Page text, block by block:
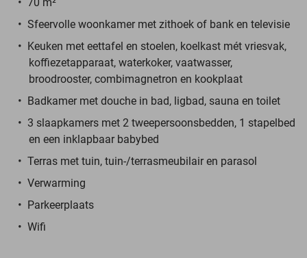
Sfeervolle woonkamer met zithoek of bank en televisie
Keuken met eettafel en stoelen, koelkast mét vriesvak,
koffiezetapparaat, waterkoker, vaatwasser,
broodrooster, combimagnetron en kookplaat
Badkamer met douche in bad, ligbad, sauna en toilet
3 slaapkamers met 2 tweepersoonsbedden, 1 stapelbed
en een inklapbaar babybed
Terras met tuin, tuin-/terrasmeubilair en parasol
Verwarming
Parkeerplaats
Wifi